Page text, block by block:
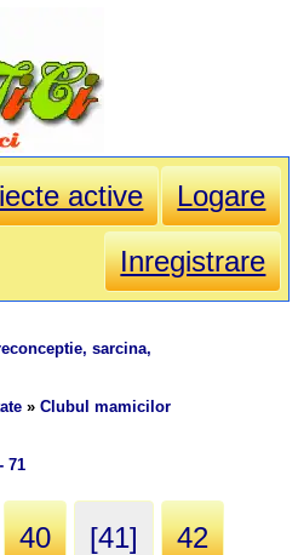
active
Logare
Inregistrare
sarcina,
»Clubul mamicilor
71
40 [41] 42